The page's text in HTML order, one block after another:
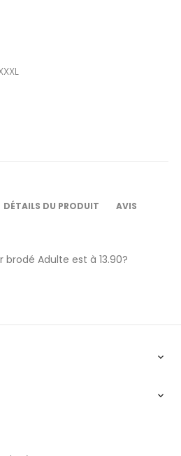
DÉTAILS DU PRODUIT AVIS
Adulte est à 13.90?

